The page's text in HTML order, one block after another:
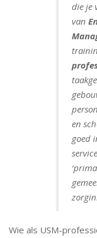
die je
van
en
goed
Wie als USM-